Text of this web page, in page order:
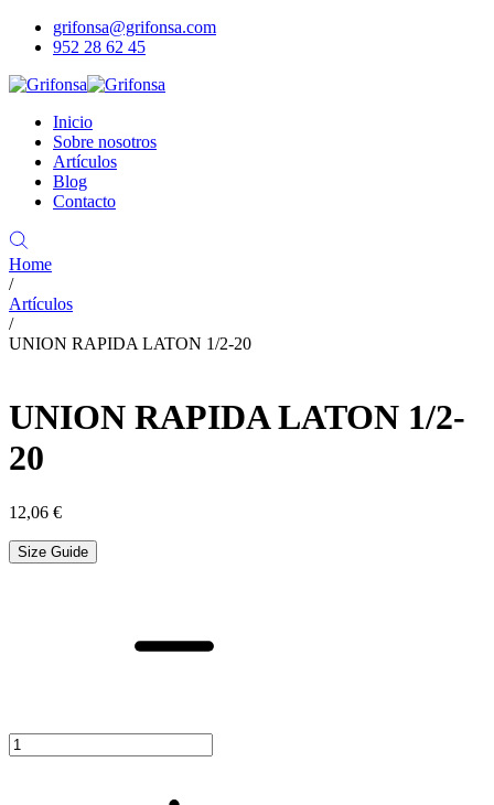
grifonsa@grifonsa.com
952 28 62 45
Inicio
Sobre nosotros
Artículos
Blog
Contacto
Home
/
Artículos
/
UNION RAPIDA LATON 1/2-20
UNION RAPIDA LATON 1/2-
20
12,06 €
Size Guide